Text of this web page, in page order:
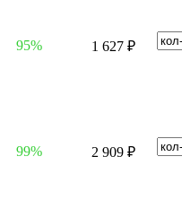
95% 1 627 ₽
99% 2 909 ₽